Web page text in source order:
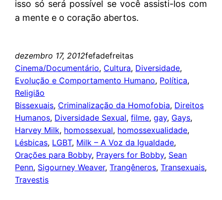
isso só será possível se você assisti-los com
a mente e o coração abertos.
dezembro 17, 2012fefadefreitas
Cinema/Documentário, Cultura, Diversidade
Evolução e Comportamento Humano, Política
Religião
Bissexuais, Criminalização da Homofobia, Direitos
Humanos, Diversidade Sexual, filme, gay, Gays
Harvey Milk, homossexual, homossexualidade
Lésbicas, LGBT, Milk – A Voz da Igualdade
Orações para Bobby, Prayers for Bobby, Sean
Penn, Sigourney Weaver, Trangêneros, Transexuais
Travestis